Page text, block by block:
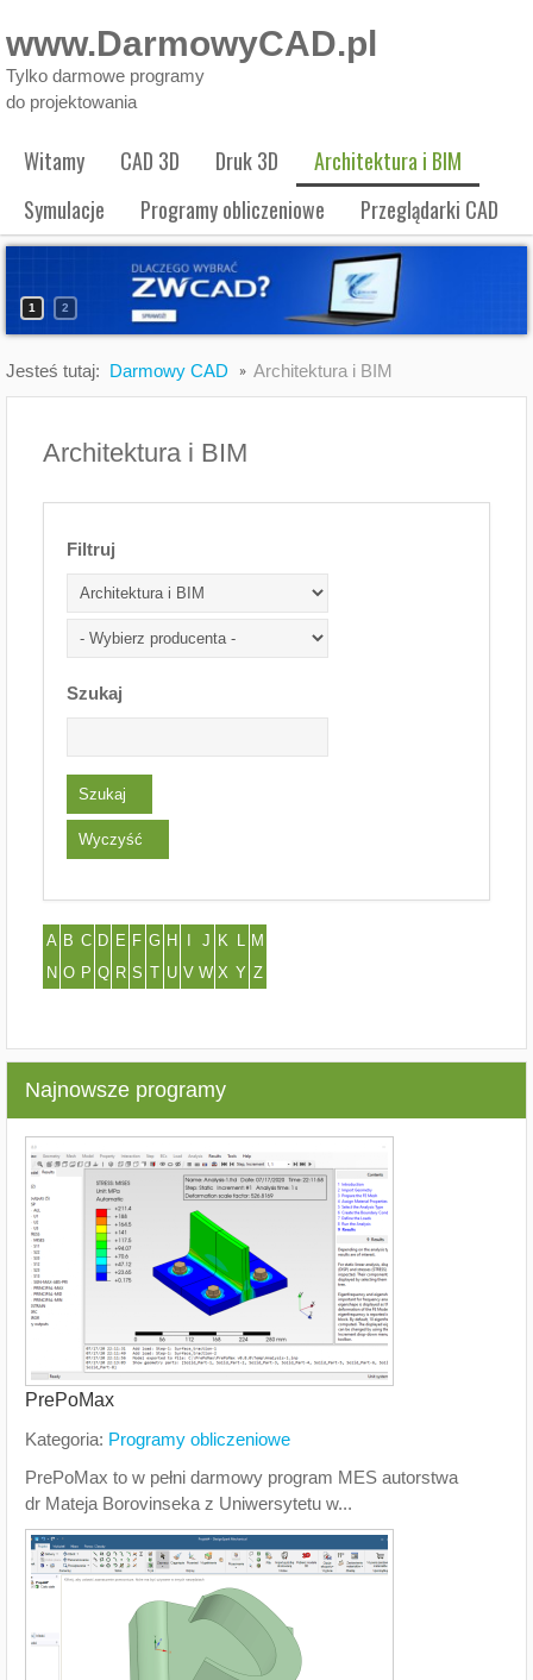
www.DarmowyCAD.pl
Tylko darmowe programy
do projektowania
Witamy CAD 3D Druk 3D
Architektura i BIM
Symulacje
Programy obliczeniowe Przeglądarki CAD
1 2
Jesteś tutaj: Darmowy CAD Architektura i BIM
Architektura i BIM
Filtruj
Szukaj
A B C D E F G H J K
M
N O P Q R S T U V W X Y Z
Najnowsze programy
PrePoMax
Kategoria: Programy obliczeniowe
PrePoMax to w pełni darmowy program MES autorstwa
dr Mateja Borovinseka z Uniwersytetu w...